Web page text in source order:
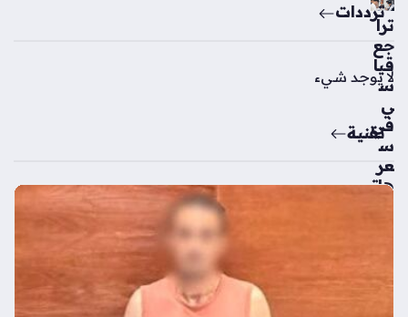
ت
ترا
جع
قيا
س
ي
في
س
عر
هات
برو
ترددات
لا يوجد شيء
تقنية